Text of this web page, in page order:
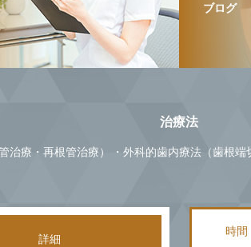
ブログ
治療法
治療・再根管治療） 外科的歯内療法（歯根端
詳細
時間